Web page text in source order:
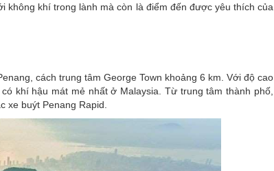
không khí trong lành mà còn là điểm đến được yêu thích của
cách trung tâm George Town khoảng 6 km. Với độ cao
khí hậu mát mẻ nhất ở Malaysia. Từ trung tâm thành phố,
xe buýt Penang Rapid.